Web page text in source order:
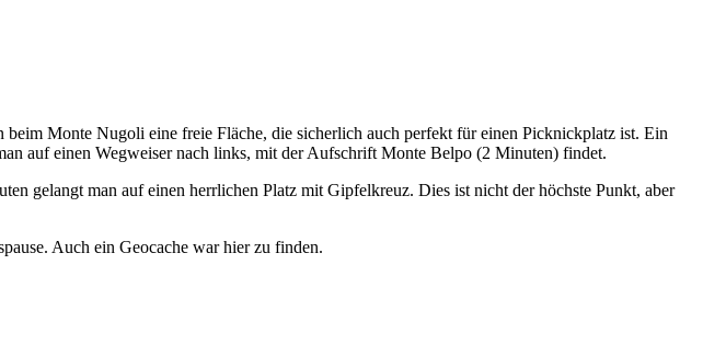
Monte Nugoli eine freie Fläche, die sicherlich auch perfekt für einen Picknickplatz ist. Ein
auf einen Wegweiser nach links, mit der Aufschrift Monte Belpo (2 Minuten) findet.
gelangt man auf einen herrlichen Platz mit Gipfelkreuz. Dies ist nicht der höchste Punkt, aber
Auch ein Geocache war hier zu finden.